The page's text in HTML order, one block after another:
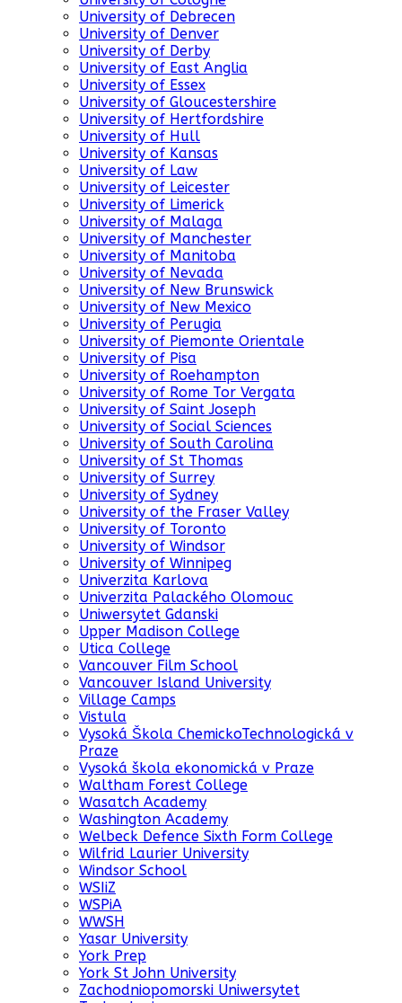
University of Debrecen
University of Denver
University of Derby
University of East Anglia
University of Essex
University of Gloucestershire
University of Hertfordshire
University of Hull
University of Kansas
University of Law
University of Leicester
University of Limerick
University of Malaga
University of Manchester
University of Manitoba
University of Nevada
University of New Brunswick
University of New Mexico
University of Perugia
University of Piemonte Orientale
University of Pisa
University of Roehampton
University of Rome Tor Vergata
University of Saint Joseph
University of Social Sciences
University of South Carolina
University of St Thomas
University of Surrey
University of Sydney
University of the Fraser Valley
University of Toronto
University of Windsor
University of Winnipeg
Univerzita Karlova
Univerzita Palackého Olomouc
Uniwersytet Gdanski
Upper Madison College
Utica College
Vancouver Film School
Vancouver Island University
Village Camps
Vistula
Vysoká Škola ChemickoTechnologická v
Praze
Vysoká škola ekonomická v Praze
Waltham Forest College
Wasatch Academy
Washington Academy
Welbeck Defence Sixth Form College
Wilfrid Laurier University
Windsor School
WSIiZ
WSPiA
WWSH
Yasar University
York Prep
York St John University
Zachodniopomorski Uniwersytet